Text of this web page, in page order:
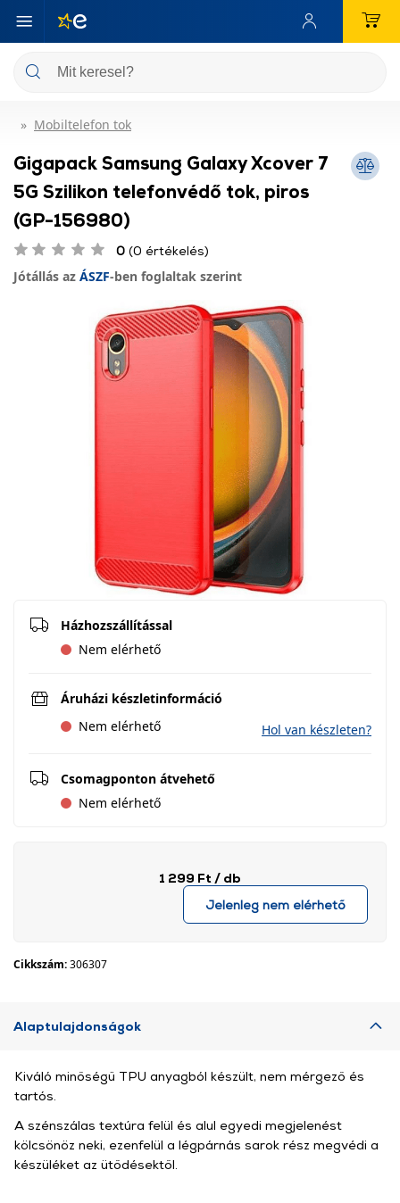
Mobiltelefon tok
Gigapack Samsung Galaxy Xcover 7
5G Szilikon telefonvédő tok, piros
(GP-156980)
0 (0 értékelés)
Jótállás az ÁSZF-ben foglaltak szerint
Házhozszállítással
Nem elérhető
Áruházi készletinformáció
Nem elérhető
Hol van készleten?
Csomagponton átvehető
Nem elérhető
1 299 Ft / db
Jelenleg nem elérhető
Cikkszám:306307
Alaptulajdonságok
Kiváló minőségű TPU anyagból készült, nem mérgező és
tartós.
A szénszálas textúra felül és alul egyedi megjelenést
kölcsönöz neki, ezenfelül a légpárnás sarok rész megvédi a
készüléket az ütődésektől.